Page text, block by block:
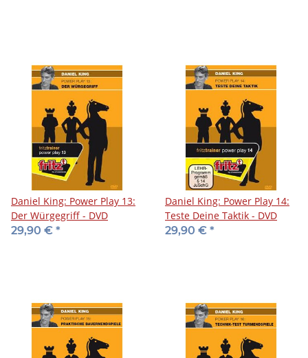
Daniel King: Power Play 13:
Der Würgegriff - DVD
29,90 € *
Daniel King: Power Play 14:
Teste Deine Taktik - DVD
29,90 € *